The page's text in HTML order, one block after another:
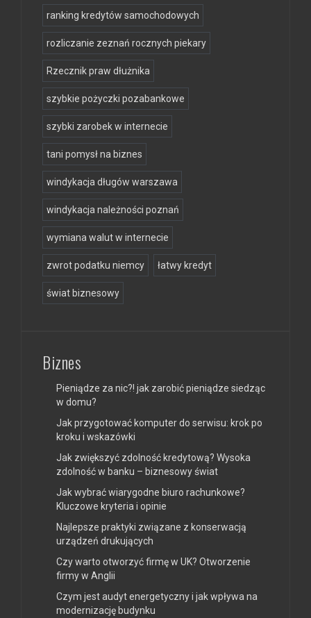
ranking kredytów samochodowych
rozliczanie zeznań rocznych piekary
Rzecznik praw dłużnika
szybkie pożyczki pozabankowe
szybki zarobek w internecie
tani pomysł na biznes
windykacja długów warszawa
windykacja należności poznań
wymiana walut w internecie
zwrot podatku niemcy łatwy kredyt
świat biznesowy
Biznes
Pieniądze za nic?! jak zarobić pieniądze siedząc
w domu?
Jak przygotować komputer do serwisu: krok po
kroku i wskazówki
Jak zwiększyć zdolność kredytową? Wysoka
zdolność w banku – biznesowy świat
Jak wybrać wiarygodne biuro rachunkowe?
Kluczowe kryteria i opinie
Najlepsze praktyki związane z konserwacją
urządzeń drukujących
Czy warto otworzyć firmę w UK? Otworzenie
firmy w Anglii
Czym jest audyt energetyczny i jak wpływa na
modernizację budynku